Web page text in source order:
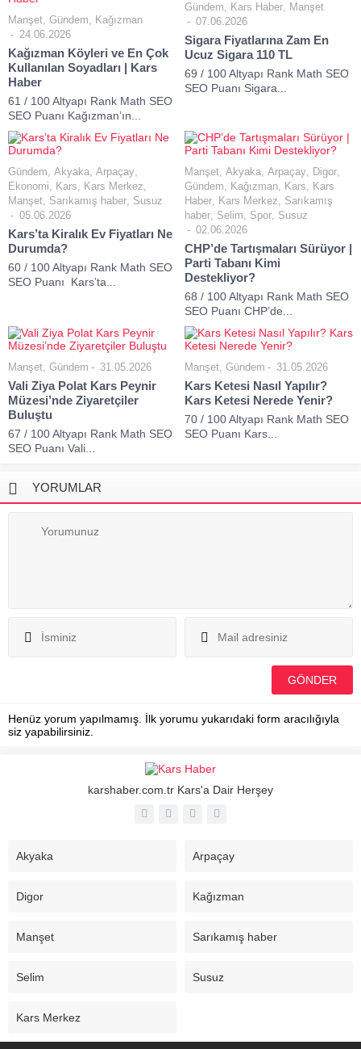
Manşet, Gündem, Kağızman
24.06.2026
Kağızman Köyleri ve En Çok
Kullanılan Soyadları | Kars
Haber
61 / 100 Altyapı Rank Math SEO
SEO Puanı Kağızman’ın...
Gündem, Kars Haber, Manşet
07.06.2026
Sigara Fiyatlarına Zam En
Ucuz Sigara 110 TL
69 / 100 Altyapı Rank Math SEO
SEO Puanı Sigara...
Gündem, Akyaka, Arpaçay,
Ekonomi, Kars, Kars Merkez,
Manşet, Sarıkamış haber, Susuz
05.06.2026
Kars’ta Kiralık Ev Fiyatları Ne
Durumda?
60 / 100 Altyapı Rank Math SEO
SEO Puanı Kars’ta...
Manşet, Akyaka, Arpaçay, Digor,
Gündem, Kağızman, Kars, Kars
Haber, Kars Merkez, Sarıkamış
haber, Selim, Spor, Susuz
02.06.2026
CHP’de Tartışmaları Sürüyor |
Parti Tabanı Kimi
Destekliyor?
68 / 100 Altyapı Rank Math SEO
SEO Puanı CHP’de...
Manşet, Gündem 31.05.2026
Vali Ziya Polat Kars Peynir
Müzesi’nde Ziyaretçiler
Buluştu
67 / 100 Altyapı Rank Math SEO
SEO Puanı Vali...
Manşet, Gündem 31.05.2026
Kars Ketesi Nasıl Yapılır?
Kars Ketesi Nerede Yenir?
70 / 100 Altyapı Rank Math SEO
SEO Puanı Kars...
YORUMLAR
Henüz yorum yapılmamış. İlk yorumu yukarıdaki form aracılığıyla
siz yapabilirsiniz.
karshaber.com.tr Kars'a Dair Herşey
Akyaka Arpaçay
Digor Kağızman
Manşet Sarıkamış haber
Selim Susuz
Kars Merkez